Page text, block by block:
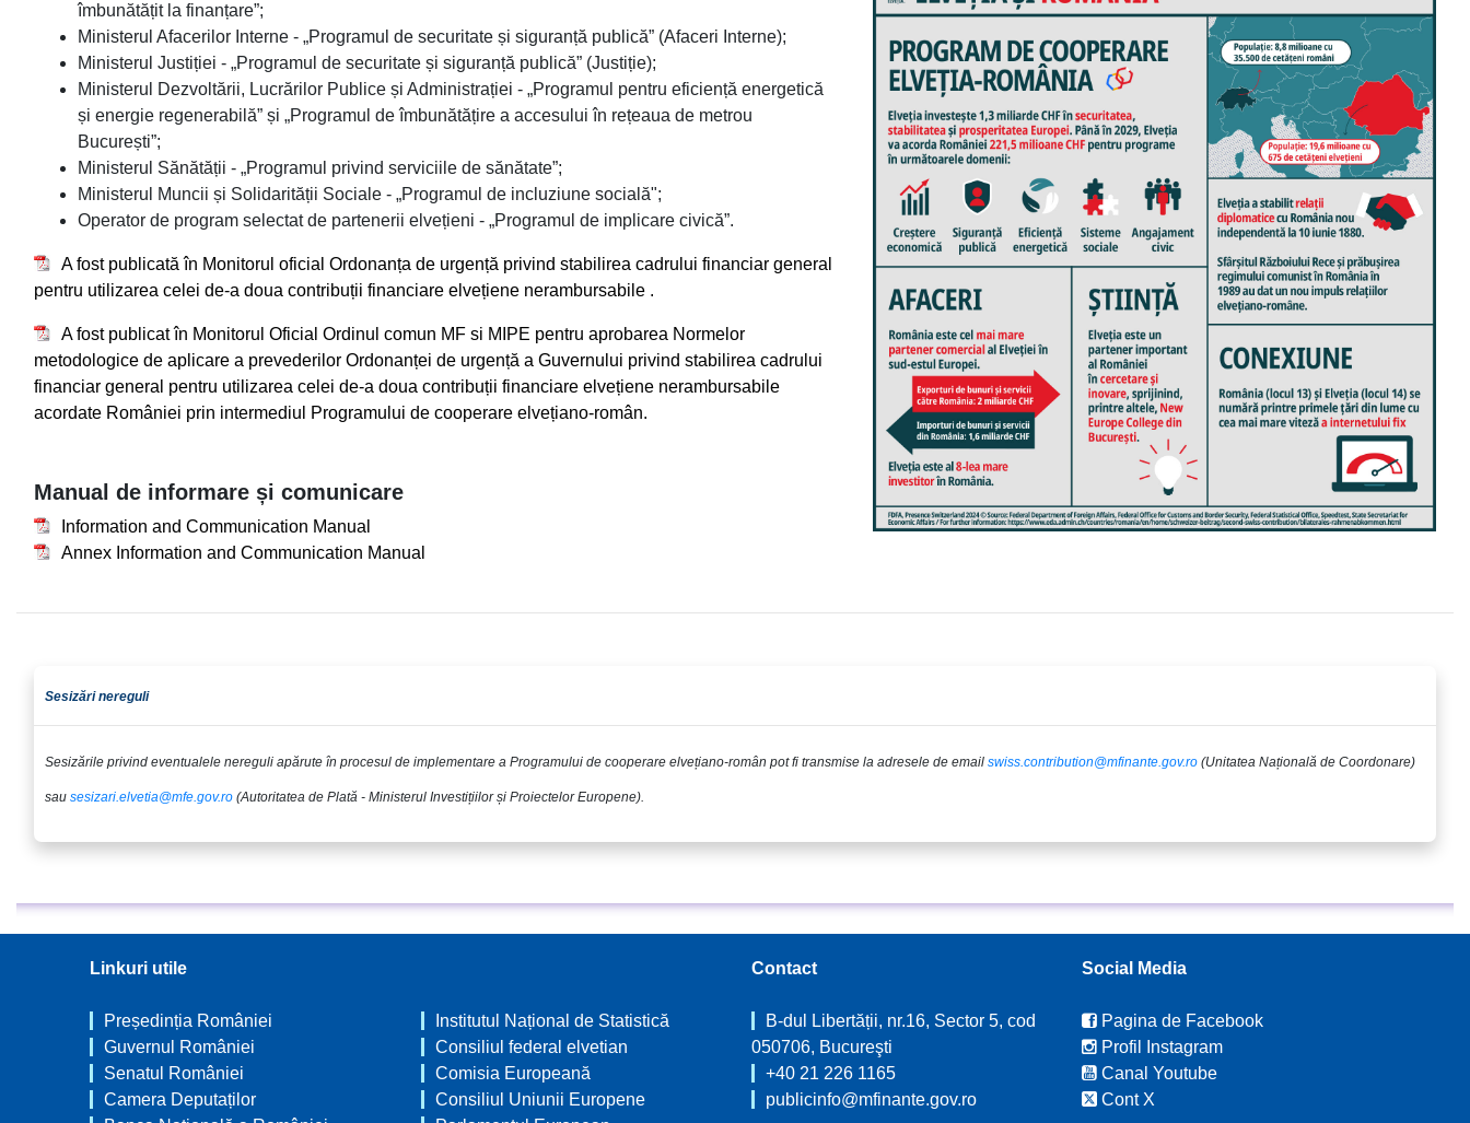
îmbunătățit la finanțare”;
Ministerul Afacerilor Interne - „Programul de securitate și siguranță publică” (Afaceri Interne);
Ministerul Justiției - „Programul de securitate și siguranță publică” (Justiție);
Ministerul Dezvoltării, Lucrărilor Publice și Administrației - „Programul pentru eficiență energetică
și energie regenerabilă” și „Programul de îmbunătățire a accesului în rețeaua de metrou
București”;
Ministerul Sănătății - „Programul privind serviciile de sănătate”;
Ministerul Muncii și Solidarității Sociale - „Programul de incluziune socială";
Operator de program selectat de partenerii elvețieni - „Programul de implicare civică”.
A fost publicată în Monitorul oficial Ordonanța de urgență privind stabilirea cadrului financiar general
pentru utilizarea celei de-a doua contribuții financiare elvețiene nerambursabile .
A fost publicat în Monitorul Oficial Ordinul comun MF si MIPE pentru aprobarea Normelor
metodologice de aplicare a prevederilor Ordonanței de urgență a Guvernului privind stabilirea cadrului
financiar general pentru utilizarea celei de-a doua contribuții financiare elvețiene nerambursabile
acordate României prin intermediul Programului de cooperare elvețiano-român.
Manual de informare și comunicare
Information and Communication Manual
Annex Information and Communication Manual
Sesizări nereguli
Sesizările privind eventualele nereguli apărute în procesul de implementare a Programului de cooperare elvețiano-român pot fi transmise la adresele de email swiss.contribution@mfinante.gov.ro (Unitatea Națională de Coordonare)
sau sesizari.elvetia@mfe.gov.ro (Autoritatea de Plată - Ministerul Investițiilor și Proiectelor Europene).​​​​​​​
Linkuri utile
Președinția României
Guvernul României
Senatul României
Camera Deputaților
Institutul Național de Statistică
Consiliul federal elvetian
Comisia Europeană
Consiliul Uniunii Europene
Contact
B-dul Libertății, nr.16, Sector 5, cod
050706, Bucureşti
+40 21 226 1165
publicinfo@mfinante.gov.ro
Social Media
Pagina de Facebook
Profil Instagram
Canal Youtube
Cont X